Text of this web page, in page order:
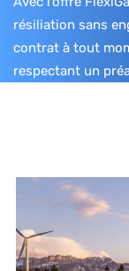
résiliation sans
contrat à tout
respectant un